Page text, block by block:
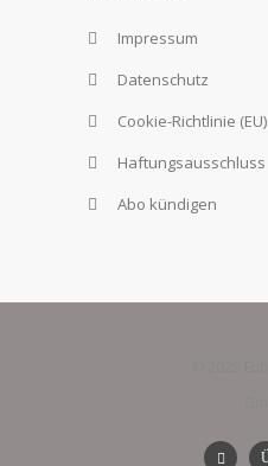
Impressum
Datenschutz
Cookie-Richtlinie (EU)
Haftungsausschluss
Abo kündigen